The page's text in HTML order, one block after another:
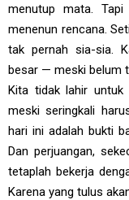
menutup mata. Tapi
menenun rencana.
tak pernah sia-sia.
besar — meski belum
Kita tidak lahir untuk
meski seringkali
hari ini adalah bukti
Dan perjuangan,
tetaplah bekerja
Karena yang tulus